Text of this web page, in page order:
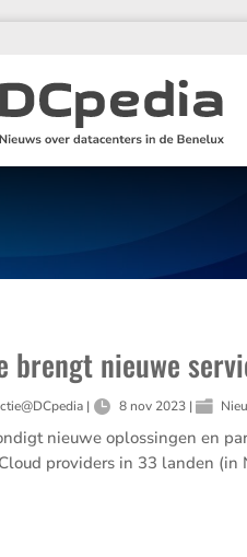
brengt nieuwe
| 8 nov 2023|
nieuwe oplos­singen en
provi­ders in 33 landen